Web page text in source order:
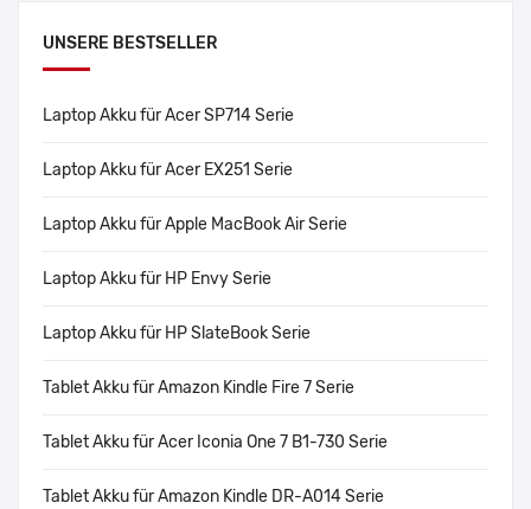
UNSERE BESTSELLER
Laptop Akku für Acer SP714 Serie
Laptop Akku für Acer EX251 Serie
Laptop Akku für Apple MacBook Air Serie
Laptop Akku für HP Envy Serie
Laptop Akku für HP SlateBook Serie
Tablet Akku für Amazon Kindle Fire 7 Serie
Tablet Akku für Acer Iconia One 7 B1-730 Serie
Tablet Akku für Amazon Kindle DR-A014 Serie